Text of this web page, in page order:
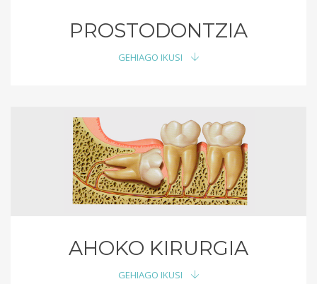
PROSTODONTZIA
GEHIAGO IKUSI
AHOKO KIRURGIA
GEHIAGO IKUSI